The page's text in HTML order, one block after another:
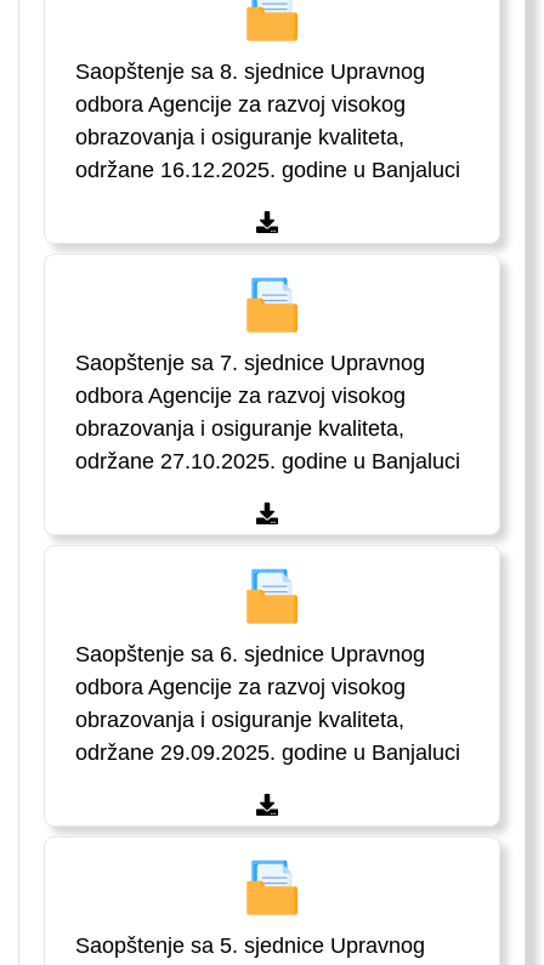
Saopštenje sa 8. sjednice Upravnog
odbora Agencije za razvoj visokog
obrazovanja i osiguranje kvaliteta,
održane 16.12.2025. godine u Banjaluci
Saopštenje sa 7. sjednice Upravnog
odbora Agencije za razvoj visokog
obrazovanja i osiguranje kvaliteta,
održane 27.10.2025. godine u Banjaluci
Saopštenje sa 6. sjednice Upravnog
odbora Agencije za razvoj visokog
obrazovanja i osiguranje kvaliteta,
održane 29.09.2025. godine u Banjaluci
Saopštenje sa 5. sjednice Upravnog